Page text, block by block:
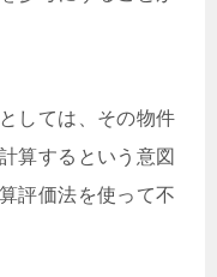
しては、その物件
算するという意図
評価法を使って不